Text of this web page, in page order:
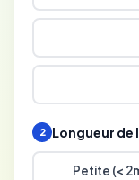
2 Longueur de
Petite (<